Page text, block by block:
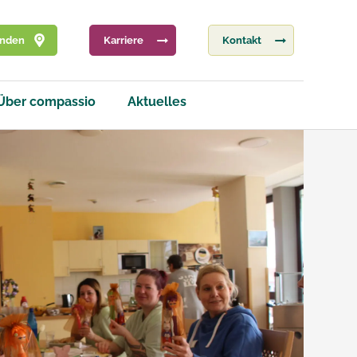
Karriere Kontakt
compassio Aktuelles